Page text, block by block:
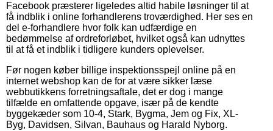
Facebook præsterer ligeledes altid habile løsninger til at
få indblik i online forhandlerens troværdighed. Her ses en
del e-forhandlere hvor folk kan udfærdige en
bedømmelse af ordreforløbet, hvilket også kan udnyttes
til at få et indblik i tidligere kunders oplevelser.
Før nogen køber billige inspektionsspejl online på en
internet webshop kan de for at være sikker læse
webbutikkens forretningsaftale, det er dog i mange
tilfælde en omfattende opgave, især på de kendte
byggekæder som 10-4, Stark, Bygma, Jem og Fix, XL-
Byg, Davidsen, Silvan, Bauhaus og Harald Nyborg.